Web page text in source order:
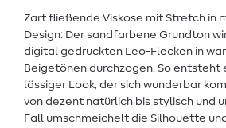
Zart fließende Viskose mit Stretch in
Design: Der sandfarbene Grundton
digital gedruckten Leo-Flecken in
Beigetönen durchzogen. So entsteht
lässiger Look, der sich wunderbar
von dezent natürlich bis stylisch und
Fall umschmeichelt die Silhouette